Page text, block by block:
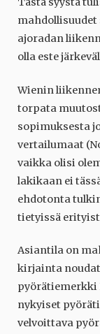
ajoradan
olla este
Wienin
torpata
sopimuksesta
vertailumaat
vaikka olisi
lakikaan ei
ehdotonta
tietyissä
Asiantila on
kirjainta
pyörätiemerkki
nykyiset
velvoittava